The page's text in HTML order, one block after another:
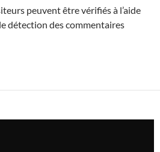
peuvent être vérifiés à l’aide
détection des commentaires